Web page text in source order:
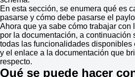
En esta sección, se enumera qué es
pasarse y cómo debe pasarse el
Ahora que ya sabe cómo trabajar con
por la documentación, a continuación
todas las funcionalidades disponibles
y el enlace a la documentación que
respecto.
Qué se puede hacer